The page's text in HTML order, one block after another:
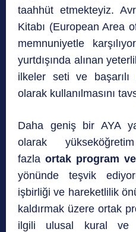
taahhüt etmekteyiz.
Kitabı (European Area
memnuniyetle
yurtdışında alınan
ilkeler seti ve başarılı
olarak kullanılmasını
Daha geniş bir AYA
olarak
fazla ortak program
yönünde teşvik
işbirliği ve hareketlilik
kaldırmak üzere ortak
ilgili ulusal kural ve